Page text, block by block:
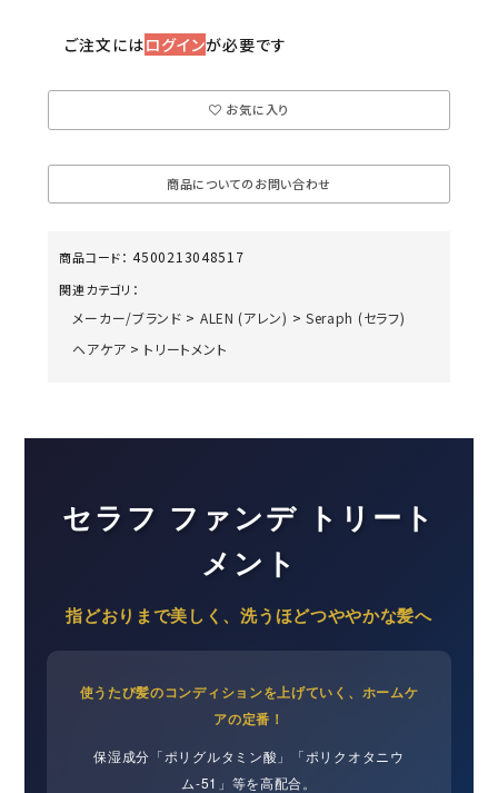
ご注文にはログインが必要です
お気に入り
商品についてのお問い合わせ
商品コード： 4500213048517
関連カテゴリ：
メーカー/ブランド > ALEN (アレン) > Seraph (セラフ)
ヘアケア > トリートメント
セラフ ファンデ トリート
メント
指どおりまで美しく、洗うほどつややかな髪へ
使うたび髪のコンディションを上げていく、ホームケ
アの定番！
保湿成分「ポリグルタミン酸」「ポリクオタニウ
ム-51」等を高配合。